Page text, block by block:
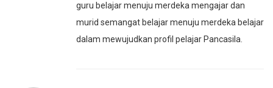
guru belajar menuju merdeka mengajar dan
murid semangat belajar menuju merdeka belajar
dalam mewujudkan profil pelajar Pancasila.